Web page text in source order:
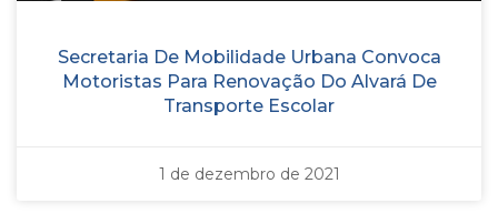
Secretaria De Mobilidade Urbana Convoca
Motoristas Para Renovação Do Alvará De
Transporte Escolar
1 de dezembro de 2021